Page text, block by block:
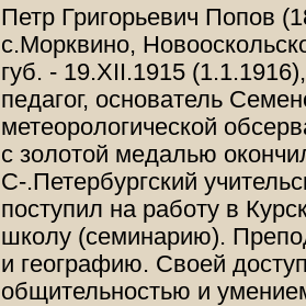
Петр Григорьевич Попов
с.Морквино,
губ. - 19.XII.1915
педагог, основатель
метеорологической
с золотой медалью
С-.Петербургский
поступил на работу в
школу (семинарию).
и географию. Своей
общительностью и